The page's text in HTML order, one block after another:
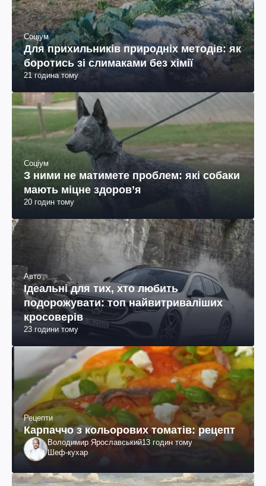
Соціум
Для прихильників природніх методів: як
боротись зі слимаками без хімії
21 година тому
Соціум
З ними не матимете проблем: які собаки
мають міцне здоров’я
20 годин тому
Авто
Ідеальні для тих, хто любить
подорожувати: топ найвитриваліших
кросоверів
23 години тому
Рецепти
Карпаччо з кольорових томатів: рецепт
Володимир Ярославський13 годин тому
Шеф-кухар